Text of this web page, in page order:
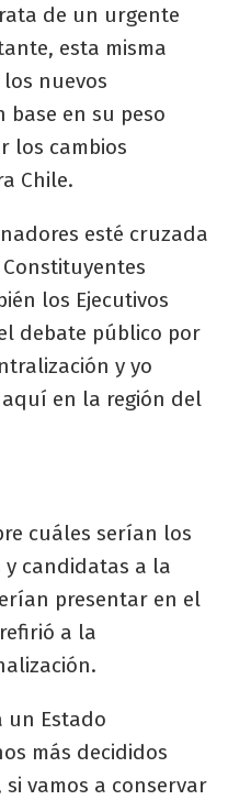
de un urgente
esta misma
nuevos
base en su peso
los cambios
Chile.
esté cruzada
los Ejecutivos
debate público por
y yo
en la región del
cuáles serían los
candidatas a la
presentar en el
a la
un Estado
más decididos
vamos a conservar